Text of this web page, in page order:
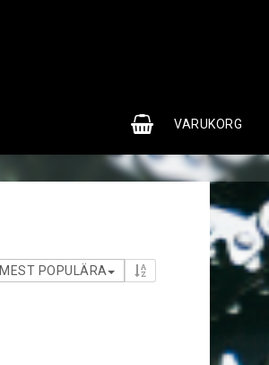
VARUKORG
MEST POPULÄRA